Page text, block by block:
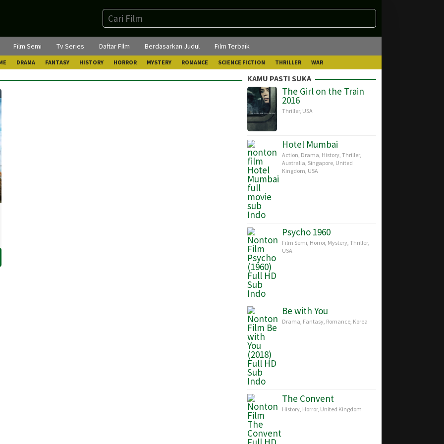
Film Semi Tv Series Daftar FIlm Berdasarkan Judul Film Terbaik
DRAMA FANTASY HISTORY HORROR MYSTERY ROMANCE SCIENCE FICTION THRILLER WAR
KAMU PASTI SUKA
The Girl on the Train
2016
Thriller, USA
Hotel Mumbai
Action, Drama, History, Thriller,
Australia, Singapore, United
Kingdom, USA
Psycho 1960
Film Semi, Horror, Mystery, Thriller,
USA
Be with You
Drama, Fantasy, Romance, Korea
The Convent
History, Horror, United Kingdom